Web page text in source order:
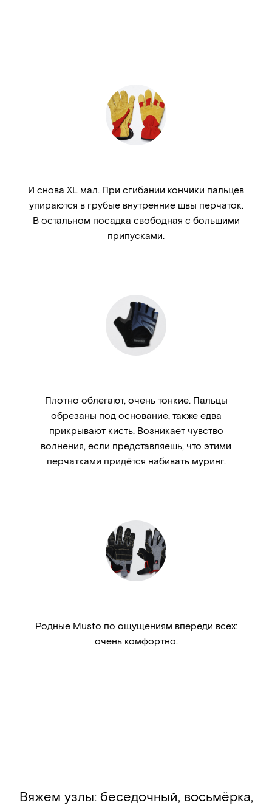
И снова XL мал. При сгибании кончики пальцев
упираются в грубые внутренние швы перчаток.
В остальном посадка свободная с большими
припусками.
Плотно облегают, очень тонкие. Пальцы
обрезаны под основание, также едва
прикрывают кисть. Возникает чувство
волнения, если представляешь, что этими
перчатками придётся набивать муринг.
Родные Musto по ощущениям впереди всех:
очень комфортно.
Вяжем узлы: беседочный, восьмёрка,